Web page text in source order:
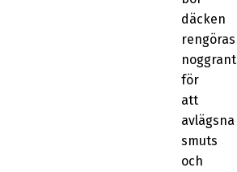
däcken
rengöras
noggrant
för
att
avlägsna
smuts
och